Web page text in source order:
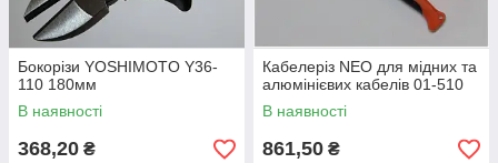
Бокорізи YOSHIMOTO Y36-
110 180мм
В наявності
368,20 ₴
Кабелеріз NEO для мідних та
алюмінієвих кабелів 01-510
В наявності
861,50 ₴